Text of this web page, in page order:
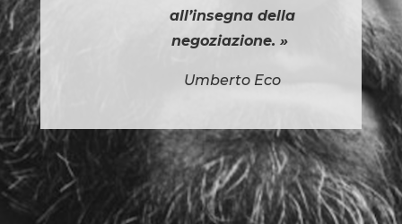
all’insegna della
negoziazione. »
Umberto Eco